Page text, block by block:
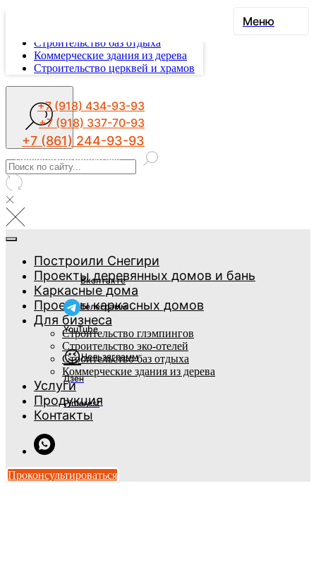
+7 (918) 434-93-93
+7 (918) 337-70-93
+7 (861) 244-93-93
Проконсультироваться
Меню
Строительство баз отдыха
Коммерческие здания из дерева
Строительство церквей и храмов
Построили Снегири
Проекты деревянных домов и бань
Каркасные дома
Проекты каркасных домов
Для бизнеса
Строительство глэмпингов
Строительство эко-отелей
Строительство баз отдыха
Коммерческие здания из дерева
Услуги
Продукция
Контакты
Проконсультироваться
Вконтакте
Телеграмм
YouTube
😉Нельзяграмм
Дзен
Pinterest